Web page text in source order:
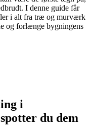
I denne guide får
i alt fra træ og murværk
og forlænge bygningens
i
du dem